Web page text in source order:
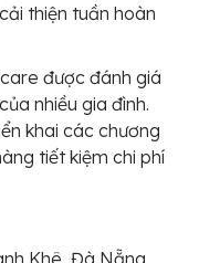
thiện tuần hoàn
được đánh giá
nhiều gia đình.
khai các chương
tiết kiệm chi phí